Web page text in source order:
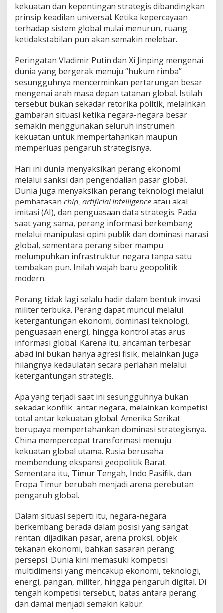
kekuatan dan kepentingan strategis dibandingkan
prinsip keadilan universal. Ketika kepercayaan
terhadap sistem global mulai menurun, ruang
ketidakstabilan pun akan semakin melebar.
Peringatan Vladimir Putin dan Xi Jinping mengenai
dunia yang bergerak menuju “hukum rimba”
sesungguhnya mencerminkan pertarungan besar
mengenai arah masa depan tatanan global. Istilah
tersebut bukan sekadar retorika politik, melainkan
gambaran situasi ketika negara-negara besar
semakin menggunakan seluruh instrumen
kekuatan untuk mempertahankan maupun
memperluas pengaruh strategisnya.
Hari ini dunia menyaksikan perang ekonomi
melalui sanksi dan pengendalian pasar global.
Dunia juga menyaksikan perang teknologi melalui
pembatasan chip, artificial intelligenceatau akal
imitasi (AI), dan penguasaan data strategis. Pada
saat yang sama, perang informasi berkembang
melalui manipulasi opini publik dan dominasi narasi
global, sementara perang siber mampu
melumpuhkan infrastruktur negara tanpa satu
tembakan pun. Inilah wajah baru geopolitik
modern.
Perang tidak lagi selalu hadir dalam bentuk invasi
militer terbuka. Perang dapat muncul melalui
ketergantungan ekonomi, dominasi teknologi,
penguasaan energi, hingga kontrol atas arus
informasi global. Karena itu, ancaman terbesar
abad ini bukan hanya agresi fisik, melainkan juga
hilangnya kedaulatan secara perlahan melalui
ketergantungan strategis.
Apa yang terjadi saat ini sesungguhnya bukan
sekadar konflik antar negara, melainkan kompetisi
total antar kekuatan global. Amerika Serikat
berupaya mempertahankan dominasi strategisnya.
China mempercepat transformasi menuju
kekuatan global utama. Rusia berusaha
membendung ekspansi geopolitik Barat.
Sementara itu, Timur Tengah, Indo Pasifik, dan
Eropa Timur berubah menjadi arena perebutan
pengaruh global.
Dalam situasi seperti itu, negara-negara
berkembang berada dalam posisi yang sangat
rentan: dijadikan pasar, arena proksi, objek
tekanan ekonomi, bahkan sasaran perang
persepsi. Dunia kini memasuki kompetisi
multidimensi yang mencakup ekonomi, teknologi,
energi, pangan, militer, hingga pengaruh digital. Di
tengah kompetisi tersebut, batas antara perang
dan damai menjadi semakin kabur.